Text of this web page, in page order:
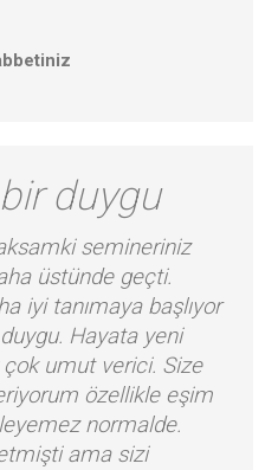
duygu
semineriniz
üstünde geçti.
iyi tanımaya başlıyor
Hayata yeni
umut verici. Size
özellikle eşim
normalde.
ama sizi